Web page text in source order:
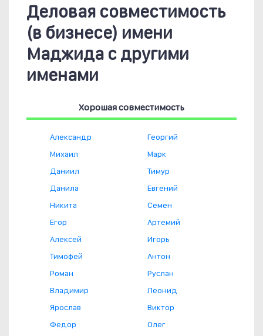
Деловая совместимость
(в бизнесе) имени
Маджида с другими
именами
Хорошая совместимость
Александр
Михаил
Даниил
Данила
Никита
Егор
Алексей
Тимофей
Роман
Владимир
Ярослав
Федор
Георгий
Марк
Тимур
Евгений
Семен
Артемий
Игорь
Антон
Руслан
Леонид
Виктор
Олег